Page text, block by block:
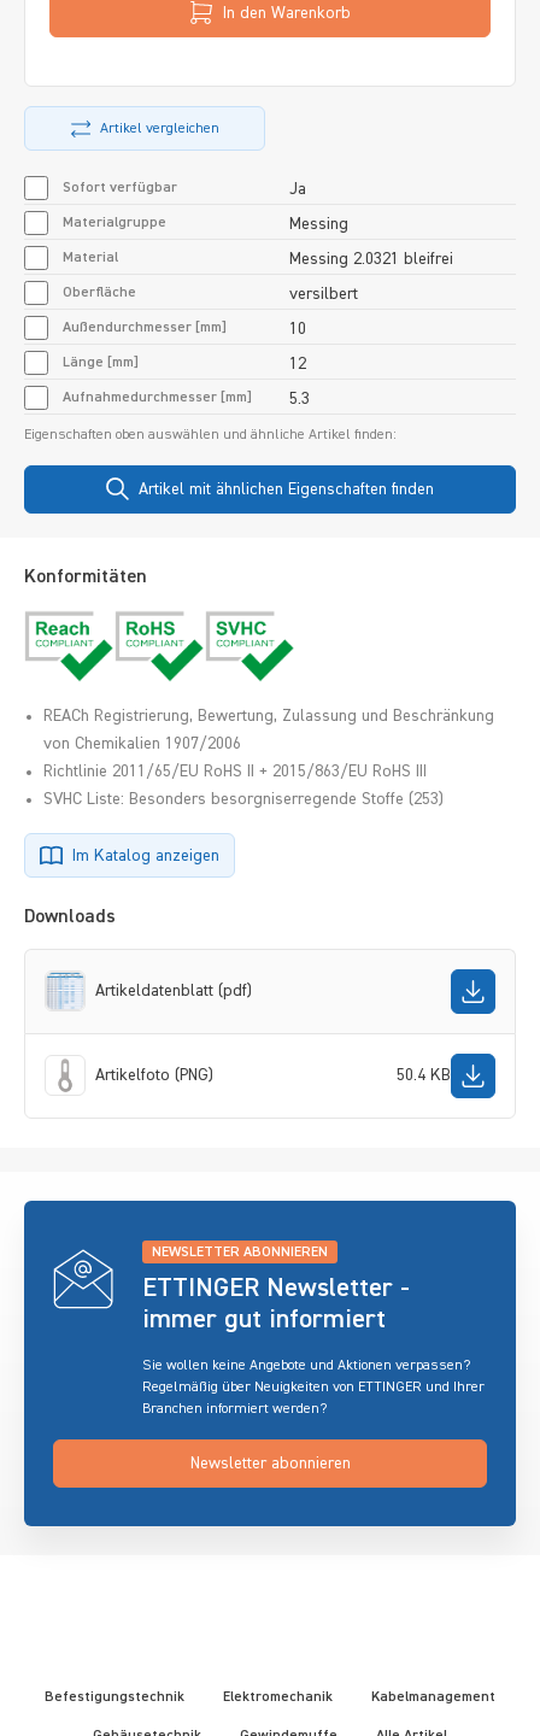
In den Warenkorb
Artikel vergleichen
Sofort verfügbar Ja
Materialgruppe Messing
Material Messing 2.0321 bleifrei
Oberfläche versilbert
Außendurchmesser [mm] 10
Länge [mm] 12
Aufnahmedurchmesser [mm] 5.3
Eigenschaften oben auswählen und ähnliche Artikel finden:
Artikel mit ähnlichen Eigenschaften finden
Konformitäten
REACh Registrierung, Bewertung, Zulassung und Beschränkung
von Chemikalien 1907/2006
Richtlinie 2011/65/EU RoHS II + 2015/863/EU RoHS III
SVHC Liste: Besonders besorgniserregende Stoffe (253)
Im Katalog anzeigen
Downloads
Artikeldatenblatt (pdf)
Artikelfoto (PNG) 50.4 KB
NEWSLETTER ABONNIEREN
ETTINGER Newsletter -
immer gut informiert
Sie wollen keine Angebote und Aktionen verpassen?
Regelmäßig über Neuigkeiten von ETTINGER und Ihrer
Branchen informiert werden?
Newsletter abonnieren
Befestigungstechnik Elektromechanik Kabelmanagement